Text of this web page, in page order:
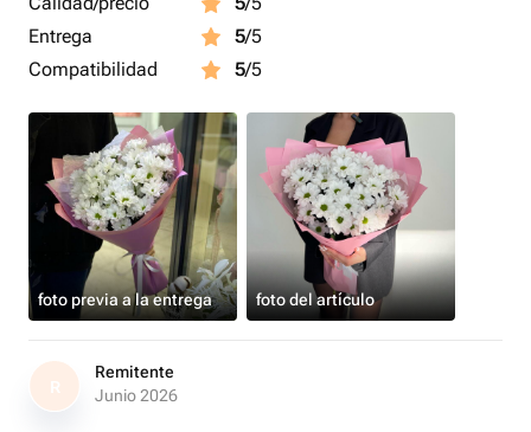
сквозняков и источников тепла.
Entrega
5/5
Compatibilidad
5/5
foto previa a la entrega foto del artículo
R
Remitente
Junio 2026